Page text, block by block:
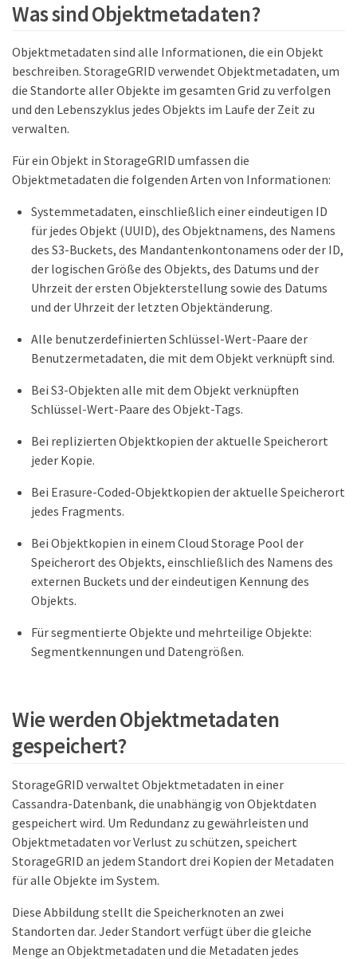
Was sind Objektmetadaten?
Objektmetadaten sind alle Informationen, die ein Objekt
beschreiben. StorageGRID verwendet Objektmetadaten, um
die Standorte aller Objekte im gesamten Grid zu verfolgen
und den Lebenszyklus jedes Objekts im Laufe der Zeit zu
verwalten.
Für ein Objekt in StorageGRID umfassen die
Objektmetadaten die folgenden Arten von Informationen:
Systemmetadaten, einschließlich einer eindeutigen ID
für jedes Objekt (UUID), des Objektnamens, des Namens
des S3-Buckets, des Mandantenkontonamens oder der ID,
der logischen Größe des Objekts, des Datums und der
Uhrzeit der ersten Objekterstellung sowie des Datums
und der Uhrzeit der letzten Objektänderung.
Alle benutzerdefinierten Schlüssel-Wert-Paare der
Benutzermetadaten, die mit dem Objekt verknüpft sind.
Bei S3-Objekten alle mit dem Objekt verknüpften
Schlüssel-Wert-Paare des Objekt-Tags.
Bei replizierten Objektkopien der aktuelle Speicherort
jeder Kopie.
Bei Erasure-Coded-Objektkopien der aktuelle Speicherort
jedes Fragments.
Bei Objektkopien in einem Cloud Storage Pool der
Speicherort des Objekts, einschließlich des Namens des
externen Buckets und der eindeutigen Kennung des
Objekts.
Für segmentierte Objekte und mehrteilige Objekte:
Segmentkennungen und Datengrößen.
Wie werden Objektmetadaten
gespeichert?
StorageGRID verwaltet Objektmetadaten in einer
Cassandra-Datenbank, die unabhängig von Objektdaten
gespeichert wird. Um Redundanz zu gewährleisten und
Objektmetadaten vor Verlust zu schützen, speichert
StorageGRID an jedem Standort drei Kopien der Metadaten
für alle Objekte im System.
Diese Abbildung stellt die Speicherknoten an zwei
Standorten dar. Jeder Standort verfügt über die gleiche
Menge an Objektmetadaten und die Metadaten jedes